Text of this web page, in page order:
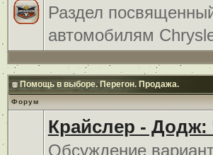
Раздел
автомобилям
Помощь в выборе. Перегон. Продажа.
Форум
Крайслер -
Обсуждение